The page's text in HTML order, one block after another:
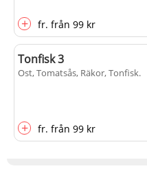
+ fr. från 99 kr
Tonfisk 3
Ost, Tomatsås, Räkor, Tonfisk.
+ fr. från 99 kr